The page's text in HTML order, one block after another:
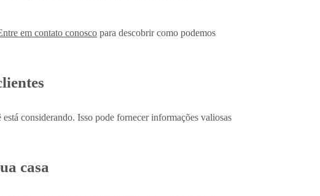
em contato conosco para descobrir como podemos
considerando. Isso pode fornecer informações valiosas
casa